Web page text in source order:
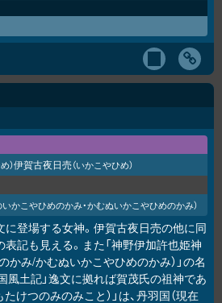
）伊賀古夜日売（いかこやひめ）
いかこやひめのかみ・かむぬいかこやひめのかみ）
に登場する女神。伊賀古夜日売の他に同
表記も見える。また「神野伊加許也姫神
かみ/かむぬいかこやひめのかみ）」の名
風土記」逸文に拠れば賀茂氏の祖神であ
たけつのみのみこと）」は、丹羽国（現在